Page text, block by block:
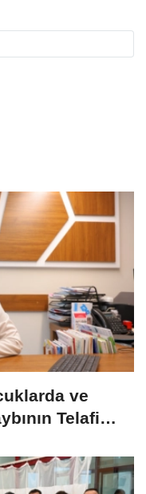
ve
Telafi